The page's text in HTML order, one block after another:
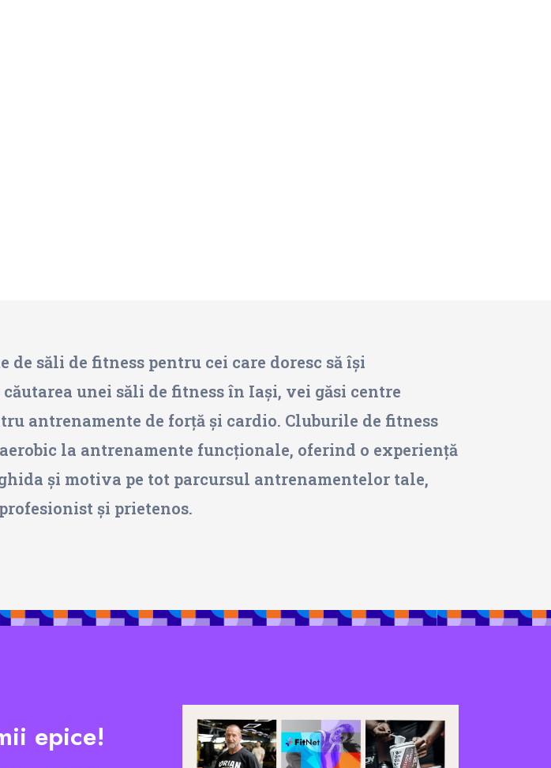
săli de fitness pentru cei care doresc să își
unei săli de fitness în Iași, vei găsi centre
antrenamente de forță și cardio. Cluburile de fitness
la antrenamente funcționale, oferind o experiență
și motiva pe tot parcursul antrenamentelor tale,
și prietenos.
epice!